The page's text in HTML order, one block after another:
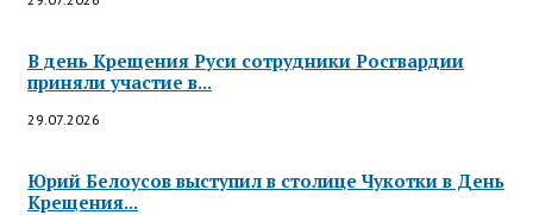
В день Крещения Руси сотрудники Росгвардии
приняли участие в...
29.07.2026
Юрий Белоусов выступил в столице Чукотки в День
Крещения...